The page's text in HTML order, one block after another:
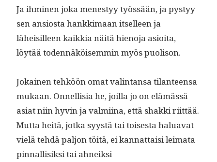
Ja ihmi­nen joka men­estyy työssään, ja pystyy
sen ansios­ta han­kki­maan itselleen ja
läheisilleen kaikkia näitä hieno­ja asioi­ta,
löytää toden­näköisem­min myös puolison.
Jokainen tehköön omat val­in­tansa tilanteen­sa
mukaan. Onnel­lisia he, joil­la jo on elämässä
asi­at niin hyvin ja valmi­ina, että shak­ki riit­tää.
Mut­ta heitä, jot­ka syys­tä tai tois­es­ta halu­a­vat
vielä tehdä paljon töitä, ei kan­nat­taisi leima­ta
pin­nal­lisik­si tai ahneik­si